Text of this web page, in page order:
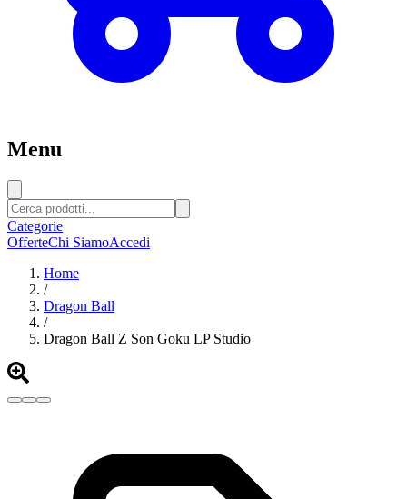
Menu
Categorie
OfferteChi SiamoAccedi
Home
/
Dragon Ball
/
Dragon Ball Z Son Goku LP Studio